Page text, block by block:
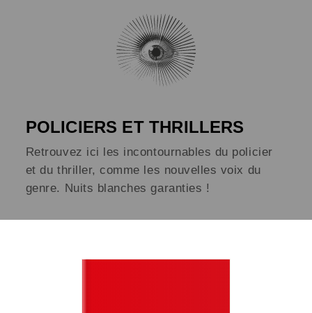
POLICIERS ET THRILLERS
Retrouvez ici les incontournables du policier
et du thriller, comme les nouvelles voix du
genre. Nuits blanches garanties !